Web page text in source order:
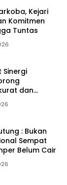
Kejari
Komitmen
Tuntas
Sinergi
dan
: Bukan
Sempat
Belum Cair